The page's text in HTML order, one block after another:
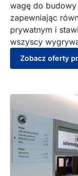
wagę do budowy
zapewniając
prywatnym i
wszyscy
Zobacz oferty